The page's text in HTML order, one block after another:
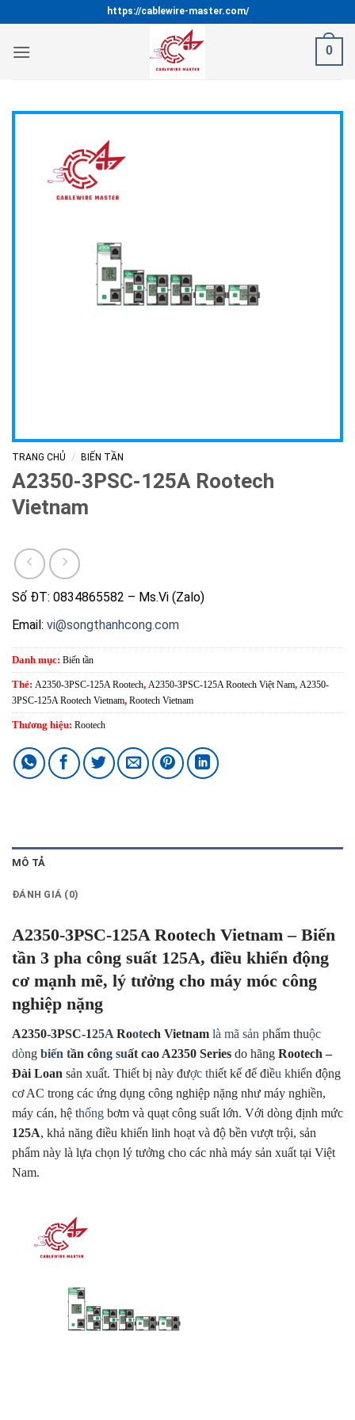
qua
nội
https://cablewire-master.com/
0
TRANG CHỦ / BIẾN TẦN
A2350-3PSC-125A Rootech
Vietnam
Số ĐT: 0834865582 – Ms.Vi (Zalo)
Email: vi@songthanhcong.com
Danh mục: Biến tần
Thẻ: A2350-3PSC-125A Rootech, A2350-3PSC-125A Rootech Việt Nam, A2350-
3PSC-125A Rootech Vietnam, Rootech Vietnam
Thương hiệu: Rootech
MÔ TẢ
ĐÁNH GIÁ (0)
A2350-3PSC-125A Rootech Vietnam – Biến
tần 3 pha công suất 125A, điều khiển động
cơ mạnh mẽ, lý tưởng cho máy móc công
nghiệp nặng
A2350-3PSC-125A Rootech Vietnam là mã sản phẩm thuộc
dòng biến tần công suất cao A2350 Series do hãng Rootech –
Đài Loan sản xuất. Thiết bị này được thiết kế để điều khiển động
cơ AC trong các ứng dụng công nghiệp nặng như máy nghiền,
máy cán, hệ thống bơm và quạt công suất lớn. Với dòng định mức
125A, khả năng điều khiển linh hoạt và độ bền vượt trội, sản
phẩm này là lựa chọn lý tưởng cho các nhà máy sản xuất tại Việt
Nam.